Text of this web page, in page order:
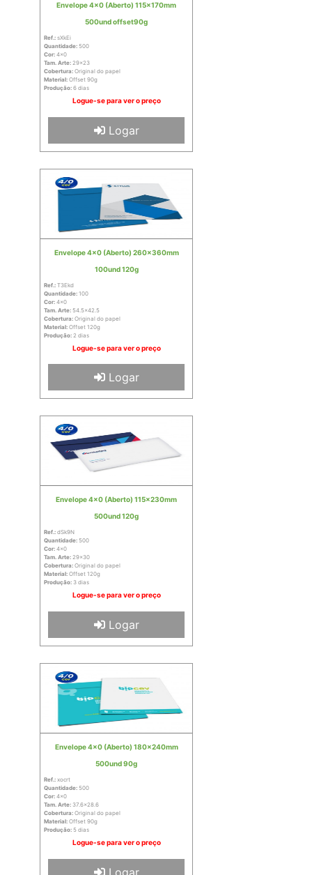
Envelope 4x0 (Aberto) 115x170mm
500und offset90g
Ref.: sXkEi
Quantidade: 500
Cor: 4x0
Tam. Arte: 29x23
Cobertura: Original do papel
Material: Offset 90g
Produção: 6 dias
Logue-se para ver o preço
Logar
Envelope 4x0 (Aberto) 260x360mm
100und 120g
Ref.: T3Ekd
Quantidade: 100
Cor: 4x0
Tam. Arte: 54.5x42.5
Cobertura: Original do papel
Material: Offset 120g
Produção: 2 dias
Logue-se para ver o preço
Logar
Envelope 4x0 (Aberto) 115x230mm
500und 120g
Ref.: dSk9N
Quantidade: 500
Cor: 4x0
Tam. Arte: 29x30
Cobertura: Original do papel
Material: Offset 120g
Produção: 3 dias
Logue-se para ver o preço
Logar
Envelope 4x0 (Aberto) 180x240mm
500und 90g
Ref.: xocrt
Quantidade: 500
Cor: 4x0
Tam. Arte: 37.6x28.6
Cobertura: Original do papel
Material: Offset 90g
Produção: 5 dias
Logue-se para ver o preço